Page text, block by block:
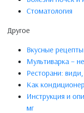
Стоматология
Другое
Вкусные
Мультиварка –
Ресторани: види,
Как
Инструкция и
мг